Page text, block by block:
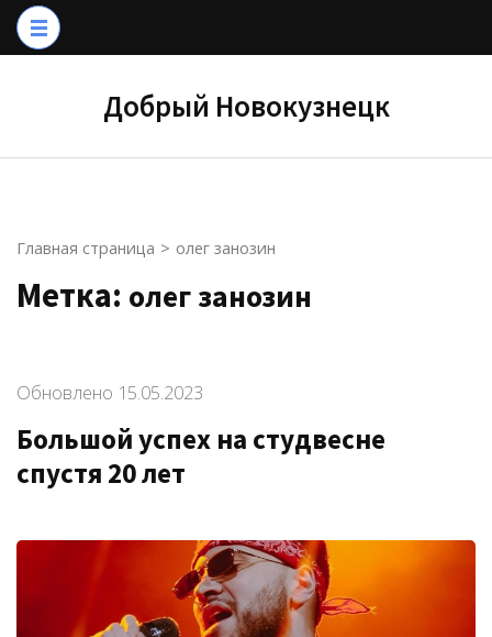
Перейти
Добрый Новокузнецк
Главная страница > олег занозин
Метка: олег занозин
Обновлено 15.05.2023
Большой успех на студвесне
спустя 20 лет